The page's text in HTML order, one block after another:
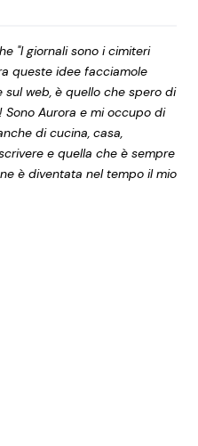
"I giornali sono i cimiteri
queste idee facciamole
sul web, è quello che spero di
Aurora e mi occupo di
di cucina, casa,
e quella che è sempre
è diventata nel tempo il mio